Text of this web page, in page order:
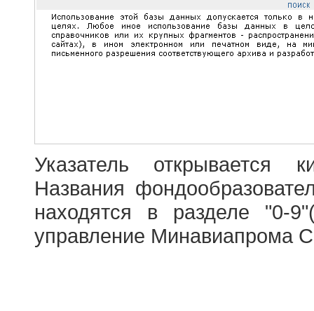
Указатель открывается
Названия
находятся в разделе "0-
управление Минавиапрома